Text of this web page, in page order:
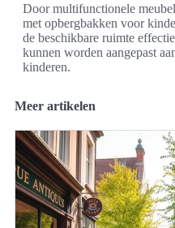
Door multifunctionele
met opbergbakken voor
de beschikbare ruimte
kunnen worden aangepast
kinderen.
Meer artikelen